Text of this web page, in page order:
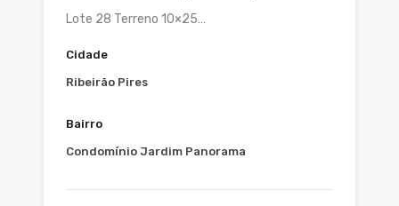
Lote 28 Terreno 10×25…
Cidade
Ribeirão Pires
Bairro
Condomínio Jardim Panorama